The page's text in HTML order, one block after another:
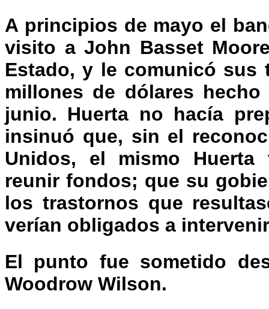
A principios de mayo el
visito a John Basset
Estado, y le comunicó sus
millones de dólares
junio. Huerta no hacía
insinuó que, sin el
Unidos, el mismo Huerta
reunir fondos; que su
los trastornos que
verían obligados a
El punto fue sometido
Woodrow Wilson.